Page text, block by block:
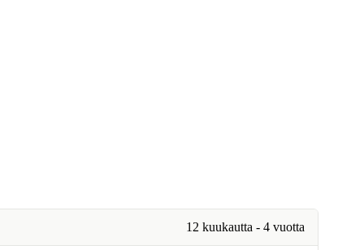
12 kuukautta - 4 vuotta